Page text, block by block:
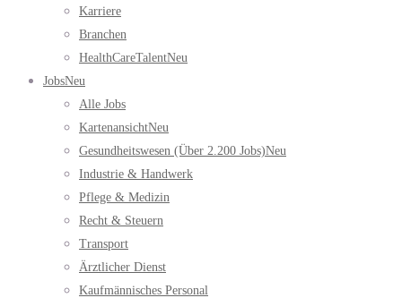
Karriere
Branchen
HealthCareTalentNeu
JobsNeu
Alle Jobs
KartenansichtNeu
Gesundheitswesen (über 2.200 Jobs)Neu
Industrie & Handwerk
Pflege & Medizin
Recht & Steuern
Transport
Ärztlicher Dienst
Kaufmännisches Personal